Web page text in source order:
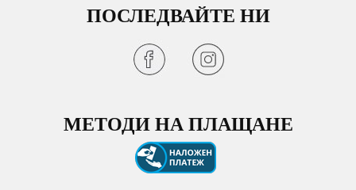
ПОСЛЕДВАЙТЕ НИ
МЕТОДИ НА ПЛАЩАНЕ